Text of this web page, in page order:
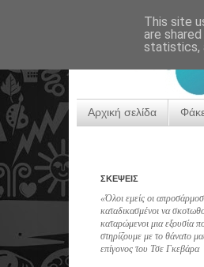
Αρχική σελίδα
ΣΚΕΨΕΙΣ
«Όλοι εμείς οι
καταδικασμένοι να
καταρώμενοι μια εξουσία
στηρίζουμε με το θάνατο
επίγονος του Τσε Γκεβάρα
This site
are
statistics,